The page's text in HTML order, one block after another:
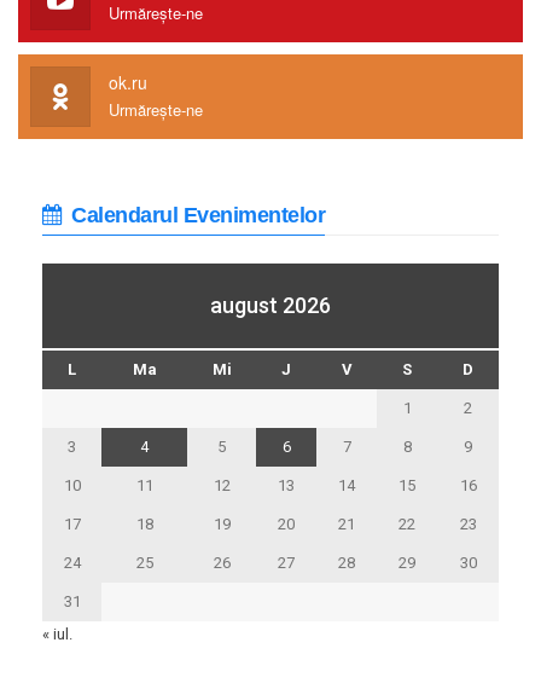
Urmărește-ne
ok.ru
Urmărește-ne
Calendarul Evenimentelor
august 2026
L Ma Mi J V S D
1 2
3 4 5 6 7 8 9
10 11 12 13 14 15 16
17 18 19 20 21 22 23
24 25 26 27 28 29 30
31
« iul.